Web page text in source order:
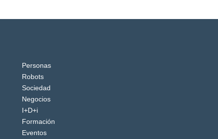
Personas
Robots
Sociedad
Negocios
I+D+i
Formación
Eventos